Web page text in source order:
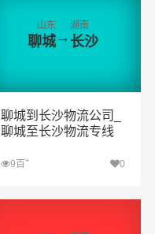
山东
聊城→
湖南
长沙
聊城到长沙物流公司_
聊城至长沙物流专线
9百+ 0
查看详细